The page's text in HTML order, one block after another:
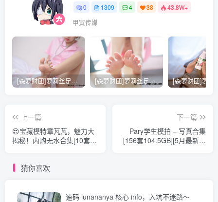
0 1309 4 38 43.8W+
甲寅传媒
[森萝财团]萝莉丝足写真 [X-021] 护士妹妹穿白丝 [森萝财团]萝莉丝足写真 [X-026] JK粉色校服白丝
上一篇
😍宝藏模特章芃芃，魅力大
揭秘！内购无水合集[10套持
下一篇
Pary学生模拍 – 写真合集
[156套104.5GB][5月最新作
猜你喜欢
速码 lunananya 核心 info，入坑不迷路～